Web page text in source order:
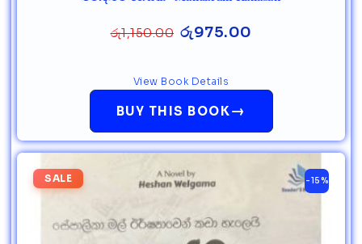
රු1,150.00 රු975.00
BUY THIS BOOK→
View Book Details
SALE -15%